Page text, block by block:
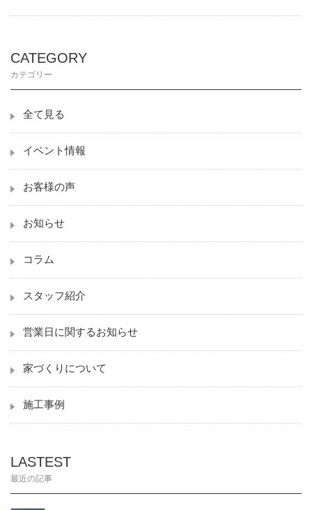
CATEGORY
カテゴリー
全て見る
イベント情報
お客様の声
お知らせ
コラム
スタッフ紹介
営業日に関するお知らせ
家づくりについて
施工事例
LASTEST
最近の記事